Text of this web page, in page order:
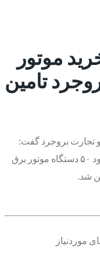
موتور
تامین
و تجارت بروجرد گفت:
اعتبار لازم برای پرداخت تسهیلات خرید حدود ۵۰ دستگاه موتور برق
شد.
موردنیاز